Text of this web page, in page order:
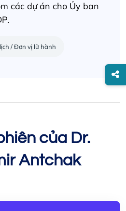
các dự án cho Ủy ban
/ Đơn vị lữ hành
của Dr.
Antchak